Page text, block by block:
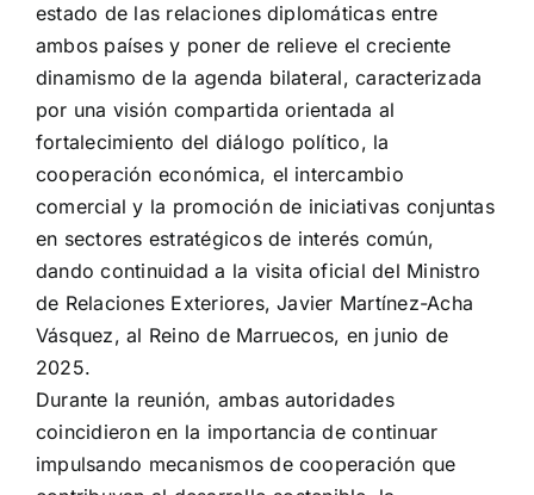
estado de las relaciones diplomáticas entre
ambos países y poner de relieve el creciente
dinamismo de la agenda bilateral, caracterizada
por una visión compartida orientada al
fortalecimiento del diálogo político, la
cooperación económica, el intercambio
comercial y la promoción de iniciativas conjuntas
en sectores estratégicos de interés común,
dando continuidad a la visita oficial del Ministro
de Relaciones Exteriores, Javier Martínez-Acha
Vásquez, al Reino de Marruecos, en junio de
2025.
Durante la reunión, ambas autoridades
coincidieron en la importancia de continuar
impulsando mecanismos de cooperación que